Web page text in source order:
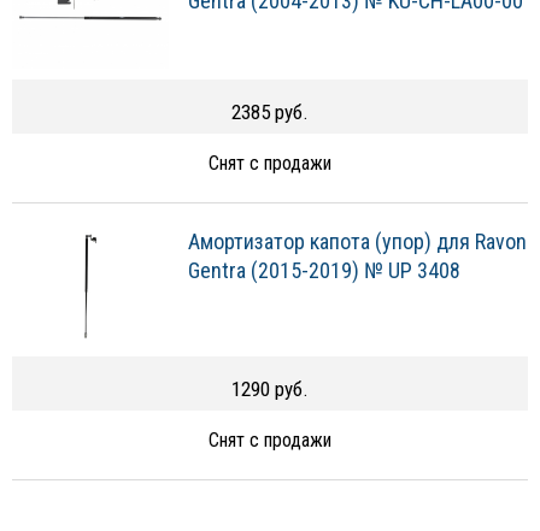
2385 руб.
Снят с продажи
Амортизатор капота (упор) для Ravon
Gentra (2015-2019) № UP 3408
1290 руб.
Снят с продажи